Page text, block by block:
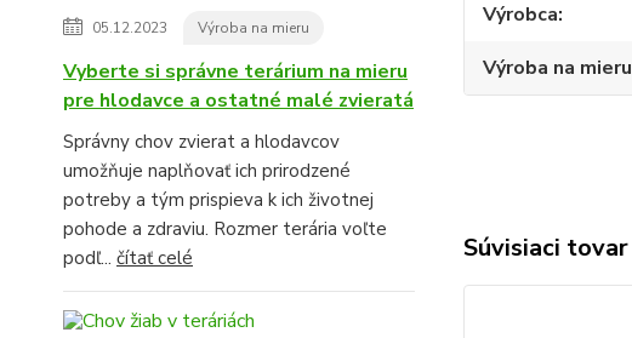
05.12.2023 Výroba na mieru
Vyberte si správne terárium na mieru
pre hlodavce a ostatné malé zvieratá
Správny chov zvierat a hlodavcov
umožňuje naplňovať ich prirodzené
potreby a tým prispieva k ich životnej
pohode a zdraviu. Rozmer terária voľte
podľ... čítať celé
Výrobca
Výroba na mieru
Súvisiaci tovar